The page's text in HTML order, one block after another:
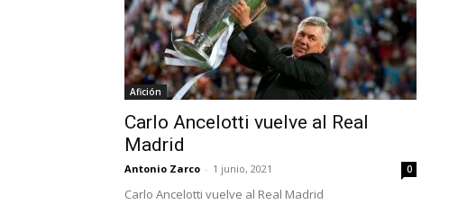
Afición
Carlo Ancelotti vuelve al Real
Madrid
Antonio Zarco - 1 junio, 2021 0
Carlo Ancelotti vuelve al Real Madrid